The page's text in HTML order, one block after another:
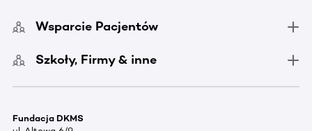
Wsparcie Pacjentów
Szkoły, Firmy & inne
Fundacja DKMS